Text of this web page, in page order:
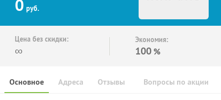
0 руб.
Цена без скидки:
∞
Экономия:
100 %
Основное Отзывы Вопросы по акции
Адреса